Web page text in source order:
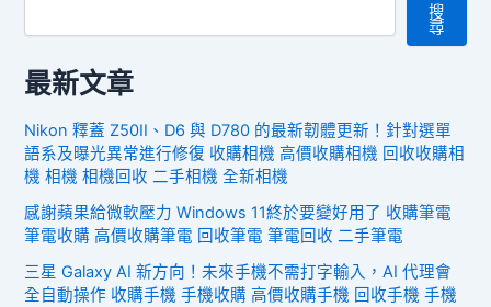
搜
尋
最新文章
Nikon 釋蓋 Z50II、D6 與 D780 的最新韌體更新！針對選單
語系及曝光異常進行修復 收購相機 高價收購相機 回收收購相
機 相機 相機回收 二手相機 全新相機
感謝蘋果給微軟壓力 Windows 11終於要變好用了 收購筆電
筆電收購 高價收購筆電 回收筆電 筆電回收 二手筆電
三星 Galaxy AI 新方向！未來手機不需打字輸入，AI 代理會
全自動操作 收購手機 手機收購 高價收購手機 回收手機 手機